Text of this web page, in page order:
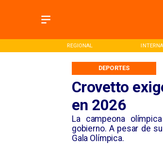
REGIONAL
Crovetto
en 2026
La campeona
gobierno. A pesar de
Gala Olímpica.
DEPORTES